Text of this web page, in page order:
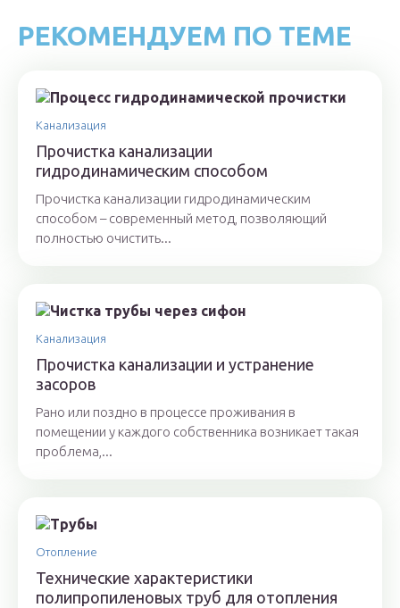
РЕКОМЕНДУЕМ ПО ТЕМЕ
Канализация
Прочистка канализации
гидродинамическим способом
Прочистка канализации гидродинамическим
способом – современный метод, позволяющий
полностью очистить...
Канализация
Прочистка канализации и устранение
засоров
Рано или поздно в процессе проживания в
помещении у каждого собственника возникает такая
проблема,...
Отопление
Технические характеристики
полипропиленовых труб для отопления